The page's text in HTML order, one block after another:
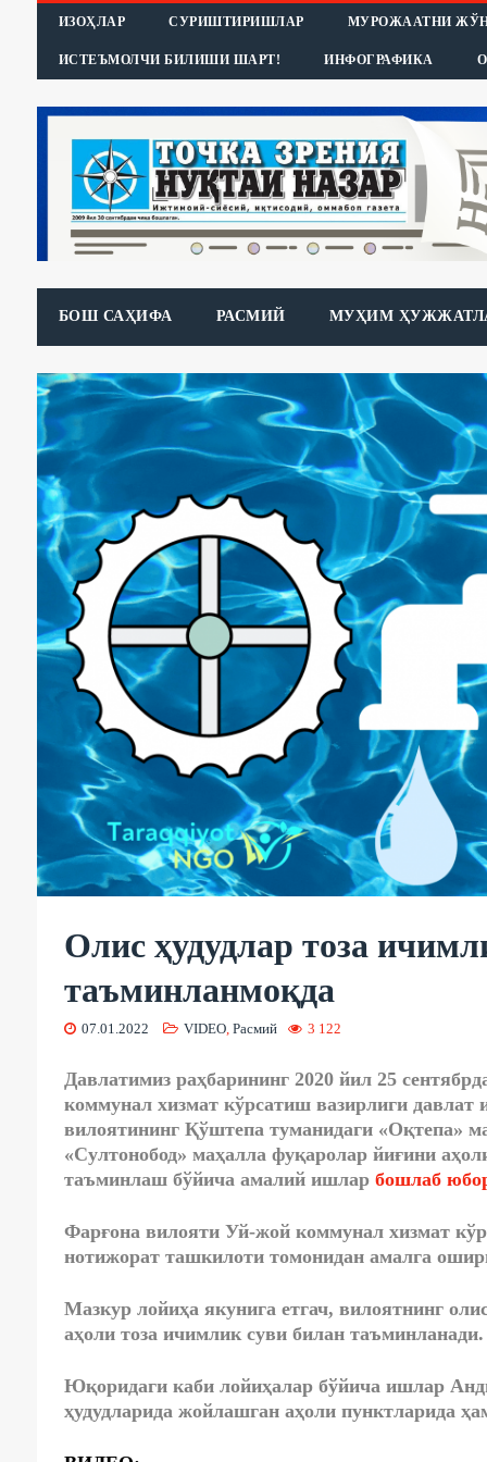
ИЗОҲЛАР СУРИШТИРИШЛАР МУРОЖААТНИ
ИСТЕЪМОЛЧИ БИЛИШИ ШАРТ! ИНФОГРАФИКА
БОШ САҲИФА РАСМИЙ МУҲИМ
Олис ҳудудлар тоза
таъминланмоқда
07.01.2022 VIDEO, Расмий 3 122
Давлатимиз раҳбарининг 2020 йил 25
коммунал хизмат кўрсатиш вазирлиги
вилоятининг Қўштепа туманидаги «Оқтепа»
«Султонобод» маҳалла фуқаролар йиғини
таъминлаш бўйича амалий ишлар бошлаб
Фарғона вилояти Уй-жой коммунал хизмат
нотижорат ташкилоти томонидан амалга
Мазкур лойиҳа якунига етгач, вилоятнинг
аҳоли тоза ичимлик суви билан таъминланади.
Юқоридаги каби лойиҳалар бўйича ишлар
ҳудудларида жойлашган аҳоли пунктларида